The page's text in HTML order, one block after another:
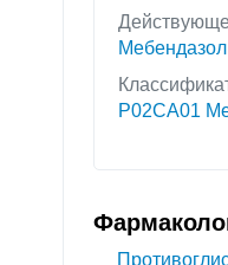
Мебендазол
P02CA01